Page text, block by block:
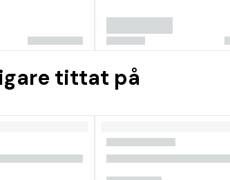
tittat på